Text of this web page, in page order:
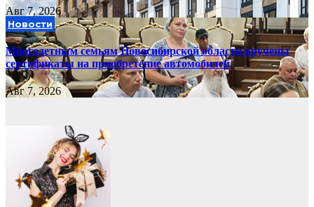
Авг 7, 2026
Новости
Многодетным семьям Новосибирской области вручены
сертификаты на приобретение автомобилей
Авг 7, 2026